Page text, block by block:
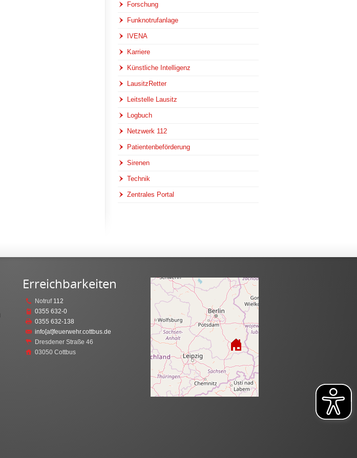
Forschung
Funknotrufanlage
IVENA
Karriere
Künstliche Intelligenz
LausitzRetter
Leitstelle Lausitz
Logbuch
Netzwerk 112
Patientenbeförderung
Sirenen
Technik
Zentrales Portal
Erreichbarkeiten
Notruf 112
0355 632-0
0355 632-138
info[at]feuerwehr.cottbus.de
Dresdener Straße 46
03050 Cottbus